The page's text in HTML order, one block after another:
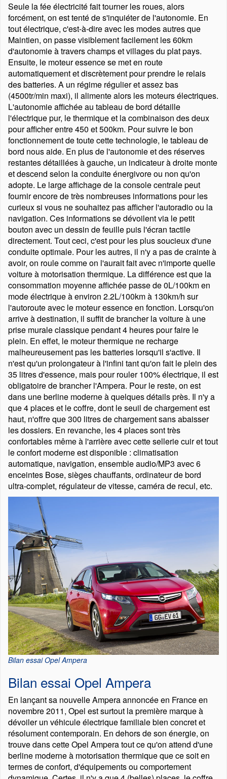
Seule la fée électricité fait tourner les roues, alors
forcément, on est tenté de s'inquiéter de l'autonomie. En
tout électrique, c'est-à-dire avec les modes autres que
Maintien, on passe visiblement facilement les 60km
d'autonomie à travers champs et villages du plat pays.
Ensuite, le moteur essence se met en route
automatiquement et discrètement pour prendre le relais
des batteries. A un régime régulier et assez bas
(4500tr/min maxi), il alimente alors les moteurs électriques.
L'autonomie affichée au tableau de bord détaille
l'électrique pur, le thermique et la combinaison des deux
pour afficher entre 450 et 500km. Pour suivre le bon
fonctionnement de toute cette technologie, le tableau de
bord nous aide. En plus de l'autonomie et des réserves
restantes détaillées à gauche, un indicateur à droite monte
et descend selon la conduite énergivore ou non qu'on
adopte. Le large affichage de la console centrale peut
fournir encore de très nombreuses informations pour les
curieux si vous ne souhaitez pas afficher l'autoradio ou la
navigation. Ces informations se dévoilent via le petit
bouton avec un dessin de feuille puis l'écran tactile
directement. Tout ceci, c'est pour les plus soucieux d'une
conduite optimale. Pour les autres, il n'y a pas de crainte à
avoir, on roule comme on l'aurait fait avec n'importe quelle
voiture à motorisation thermique. La différence est que la
consommation moyenne affichée passe de 0L/100km en
mode électrique à environ 2.2L/100km à 130km/h sur
l'autoroute avec le moteur essence en fonction. Lorsqu'on
arrive à destination, il suffit de brancher la voiture à une
prise murale classique pendant 4 heures pour faire le
plein. En effet, le moteur thermique ne recharge
malheureusement pas les batteries lorsqu'il s'active. Il
n'est qu'un prolongateur à l'infini tant qu'on fait le plein des
35 litres d'essence, mais pour rouler 100% électrique, il est
obligatoire de brancher l'Ampera. Pour le reste, on est
dans une berline moderne à quelques détails près. Il n'y a
que 4 places et le coffre, dont le seuil de chargement est
haut, n'offre que 300 litres de chargement sans abaisser
les dossiers. En revanche, les 4 places sont très
confortables même à l'arrière avec cette sellerie cuir et tout
le confort moderne est disponible : climatisation
automatique, navigation, ensemble audio/MP3 avec 6
enceintes Bose, sièges chauffants, ordinateur de bord
ultra-complet, régulateur de vitesse, caméra de recul, etc.
Bilan essai Opel Ampera
Bilan essai Opel Ampera
En lançant sa nouvelle Ampera annoncée en France en
novembre 2011, Opel est surtout la première marque à
dévoiler un véhicule électrique familiale bien concret et
résolument contemporain. En dehors de son énergie, on
trouve dans cette Opel Ampera tout ce qu'on attend d'une
berline moderne à motorisation thermique que ce soit en
termes de confort, d'équipements ou comportement